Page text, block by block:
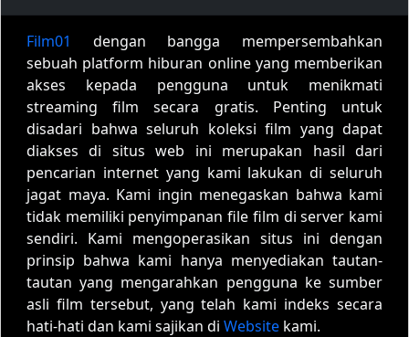
Film01
dengan bangga mempersembahkan
sebuah platform hiburan online yang memberikan
akses kepada pengguna untuk menikmati
streaming film secara gratis. Penting untuk
disadari bahwa seluruh koleksi film yang dapat
diakses di situs web ini merupakan hasil dari
pencarian internet yang kami lakukan di seluruh
jagat maya. Kami ingin menegaskan bahwa kami
tidak memiliki penyimpanan file film di server kami
sendiri. Kami mengoperasikan situs ini dengan
prinsip bahwa kami hanya menyediakan tautan-
tautan yang mengarahkan pengguna ke sumber
asli film tersebut, yang telah kami indeks secara
hati-hati dan kami sajikan di Website kami.